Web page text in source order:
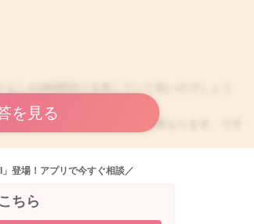
、お子さんが飲んでいる量も異なります。です
調整が必要ですか？その際、足すミルクの量は
はなく、基本的にお子さんに吸われる刺激で湧
を見る
登場！アプリで今すぐ相談／
ちら